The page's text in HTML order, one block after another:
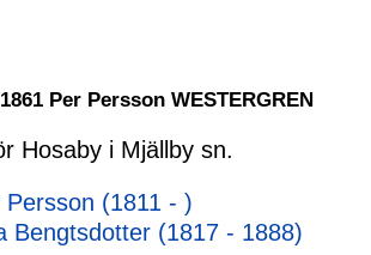
Per Persson WESTERGREN
Hosaby i Mjällby sn.
Persson (1811 - )
Bengtsdotter (1817 - 1888)